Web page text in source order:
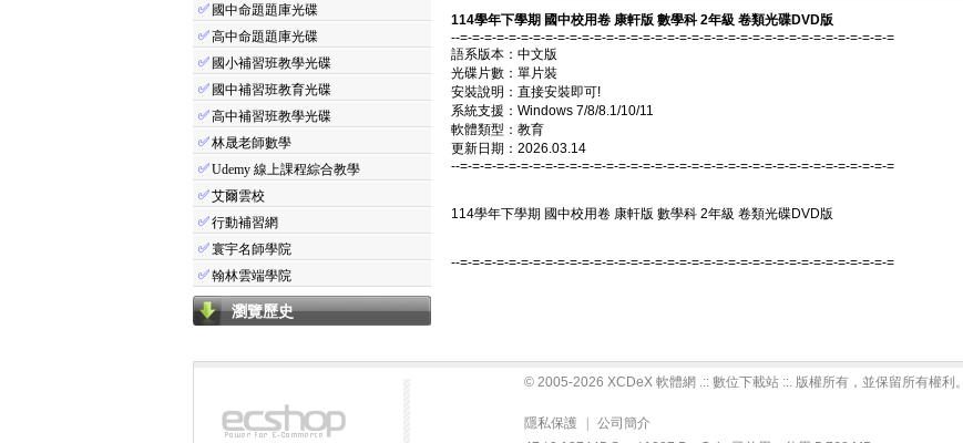
✅ 國中命題題庫光碟
✅高中命題題庫光碟
✅ 國小補習班教學光碟
✅ 國中補習班教育光碟
✅高中補習班教學光碟
✅林晟老師數學
✅Udemy 線上課程綜合教學
✅艾爾雲校
✅行動補習網
✅寰宇名師學院
✅翰林雲端學院
瀏覽歷史
114學年下學期 國中校用卷 康軒版 數學科 2年級 卷類光碟DVD版
--=-=-=-=-=-=-=-=-=-=-=-=-=-=-=-=-=-=-=-=-=-=-=-=-=-=-=-=-=-=-=-=-=-=-=-=
語系版本：中文版
光碟片數：單片裝
安裝說明：直接安裝即可!
系統支援：Windows 7/8/8.1/10/11
軟體類型：教育
更新日期：2026.03.14
--=-=-=-=-=-=-=-=-=-=-=-=-=-=-=-=-=-=-=-=-=-=-=-=-=-=-=-=-=-=-=-=-=-=-=-=
114學年下學期 國中校用卷 康軒版 數學科 2年級 卷類光碟DVD版
--=-=-=-=-=-=-=-=-=-=-=-=-=-=-=-=-=-=-=-=-=-=-=-=-=-=-=-=-=-=-=-=-=-=-=-=
© 2005-2026 XCDeX 軟體網 .:: 數位下載站 ::. 版權所有，並保留所有權利。
隱私保護
公司簡介